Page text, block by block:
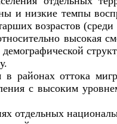
и низкие темпы
возрастов
высокая
в районах оттока
с высоким
отдельных